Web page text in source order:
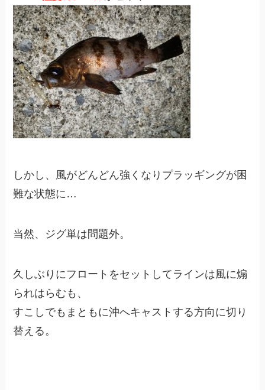
しかし、風がどんどん強くなりプラッギングが困
難な状態に…
当然、ジグ単は問題外。
久しぶりにフロートをセットしてラインは風に煽
られはらむも、
すこしでもまともに沖へキャストする方向に切り
替える。